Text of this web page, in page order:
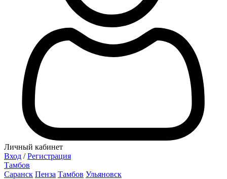
Личный кабинет
Вход / Регистрация
Тамбов
Саранск Пенза Тамбов Ульяновск